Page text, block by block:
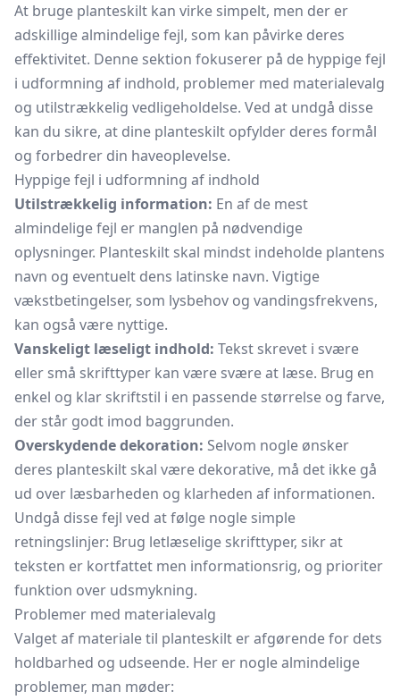
At bruge planteskilt kan virke simpelt, men der er
adskillige almindelige fejl, som kan påvirke deres
effektivitet. Denne sektion fokuserer på de hyppige fejl
i udformning af indhold, problemer med materialevalg
og utilstrækkelig vedligeholdelse. Ved at undgå disse
kan du sikre, at dine planteskilt opfylder deres formål
og forbedrer din haveoplevelse.
Hyppige fejl i udformning af indhold
Utilstrækkelig information: En af de mest
almindelige fejl er manglen på nødvendige
oplysninger. Planteskilt skal mindst indeholde plantens
navn og eventuelt dens latinske navn. Vigtige
vækstbetingelser, som lysbehov og vandingsfrekvens,
kan også være nyttige.
Vanskeligt læseligt indhold: Tekst skrevet i svære
eller små skrifttyper kan være svære at læse. Brug en
enkel og klar skriftstil i en passende størrelse og farve,
der står godt imod baggrunden.
Overskydende dekoration: Selvom nogle ønsker
deres planteskilt skal være dekorative, må det ikke gå
ud over læsbarheden og klarheden af informationen.
Undgå disse fejl ved at følge nogle simple
retningslinjer: Brug letlæselige skrifttyper, sikr at
teksten er kortfattet men informationsrig, og prioriter
funktion over udsmykning.
Problemer med materialevalg
Valget af materiale til planteskilt er afgørende for dets
holdbarhed og udseende. Her er nogle almindelige
problemer, man møder: